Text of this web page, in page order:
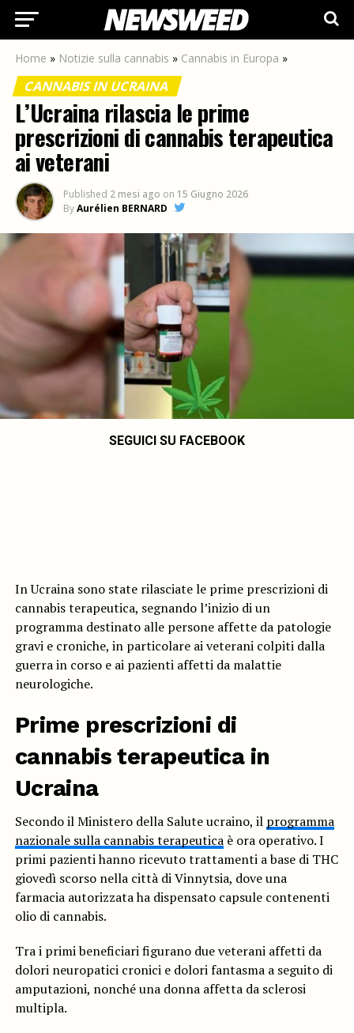
Home » Notizie sulla cannabis » Cannabis in Europa »
CANNABIS IN UCRAINA
L’Ucraina rilascia le prime
prescrizioni di cannabis terapeutica
ai veterani
Published 2 mesi ago on 15 Giugno 2026
ByAurélien BERNARD
SEGUICI SU FACEBOOK
In Ucraina sono state rilasciate le prime prescrizioni di
cannabis terapeutica, segnando l’inizio di un
programma destinato alle persone affette da patologie
gravi e croniche, in particolare ai veterani colpiti dalla
guerra in corso e ai pazienti affetti da malattie
neurologiche.
Prime prescrizioni di
cannabis terapeuticain
Ucraina
Secondo il Ministero della Salute ucraino, il programma
nazionale sulla cannabis terapeuticaè ora operativo. I
primi pazienti hanno ricevuto trattamenti a base di THC
giovedì scorso nella città di Vinnytsia, dove una
farmacia autorizzata ha dispensato capsule contenenti
olio di cannabis.
Tra i primi beneficiari figurano due veterani affetti da
dolori neuropatici cronici e dolori fantasma a seguito di
amputazioni, nonché una donna affetta da sclerosi
multipla.